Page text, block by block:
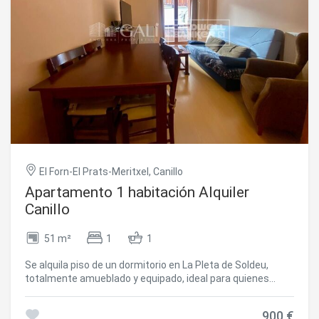
El Forn-El Prats-Meritxel, Canillo
Apartamento 1 habitación Alquiler
Canillo
51 m² 1 1
Se alquila piso de un dormitorio en La Pleta de Soldeu,
totalmente amueblado y equipado, ideal para quienes